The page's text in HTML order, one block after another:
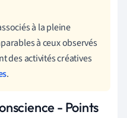
à la pleine
à ceux observés
des activités créatives
.
- Points